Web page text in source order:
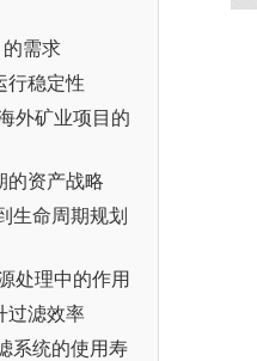
的需求
行稳定性
外矿业项目的
的资产战略
生命周期规划
处理中的作用
过滤效率
系统的使用寿